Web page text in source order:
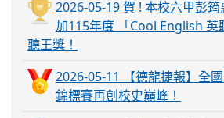
2026-05-19 賀 ! 本校六甲彭
加115年度 「Cool English 英
聽王獎！
2026-05-11 【德龍捷報】全
錦標賽再創校史巔峰！